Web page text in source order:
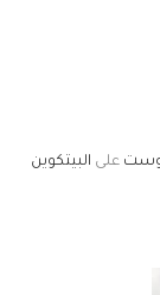
على البيتكوين